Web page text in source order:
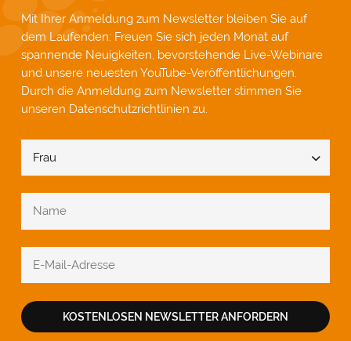
Mit Ihrer Anmeldung zum Newsletter bleiben Sie auf
dem Laufenden: Freuen Sie sich jeden Monat auf
spannende Neuigkeiten, bevorstehende Live-Webinare
und unsere neuesten YouTube-Veröffentlichungen.
Durch die Anmeldung zum Newsletter stimmen Sie
unseren Datenschutzrichtlinien zu.
KOSTENLOSEN NEWSLETTER ANFORDERN